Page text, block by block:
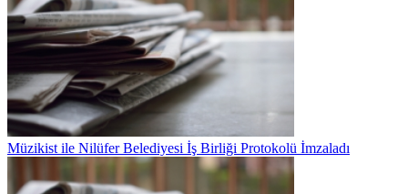
Müzikist ile Nilüfer Belediyesi İş Birliği Protokolü İmzaladı